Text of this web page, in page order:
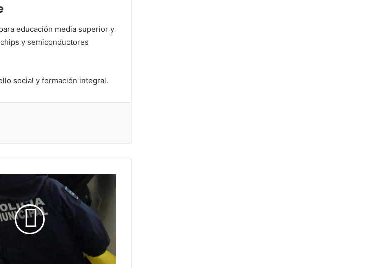
educación media superior y
y semiconductores
social y formación integral.